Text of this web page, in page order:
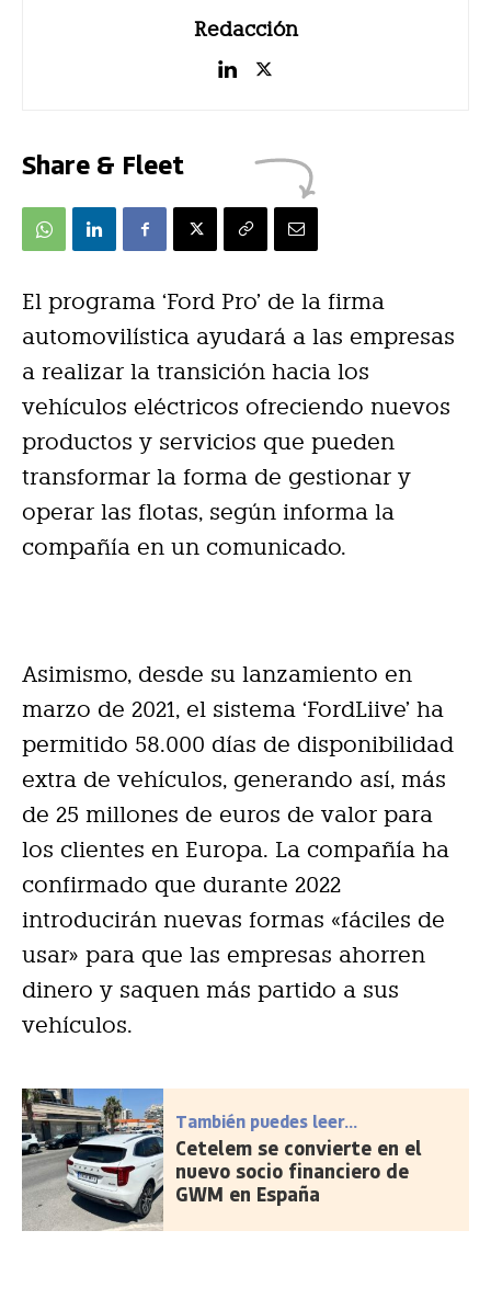
Redacción
Share & Fleet
El programa ‘Ford Pro’ de la firma
automovilística ayudará a las empresas
a realizar la transición hacia los
vehículos eléctricos ofreciendo nuevos
productos y servicios que pueden
transformar la forma de gestionar y
operar las flotas, según informa la
compañía en un comunicado.
Asimismo, desde su lanzamiento en
marzo de 2021, el sistema ‘FordLiive’ ha
permitido 58.000 días de disponibilidad
extra de vehículos, generando así, más
de 25 millones de euros de valor para
los clientes en Europa. La compañía ha
confirmado que durante 2022
introducirán nuevas formas «fáciles de
usar» para que las empresas ahorren
dinero y saquen más partido a sus
vehículos.
También puedes leer...
Cetelem se convierte en el
nuevo socio financiero de
GWM en España